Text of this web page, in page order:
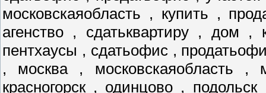
московскаяобласть , купить ,
агенство , сдатьквартиру , дом
пентхаусы , сдатьофис ,
, москва , московскаяобласть
красногорск , одинцово ,